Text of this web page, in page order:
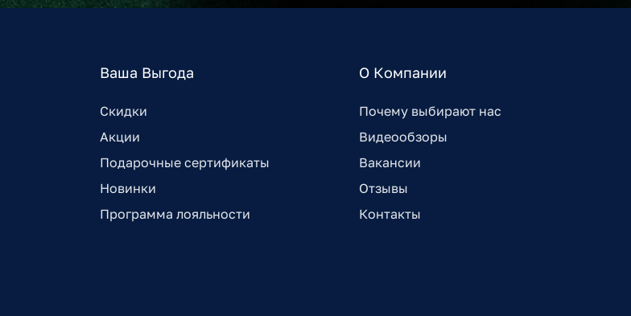
Ваша Выгода
Скидки
Акции
Подарочные сертификаты
Новинки
Программа лояльности
О Компании
Почему выбирают нас
Видеообзоры
Вакансии
Отзывы
Контакты